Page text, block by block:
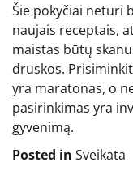
Šie pokyčiai neturi
naujais receptais,
maistas būtų
druskos.
yra maratonas, o
pasirinkimas yra
gyvenimą.
Posted in Sveikata